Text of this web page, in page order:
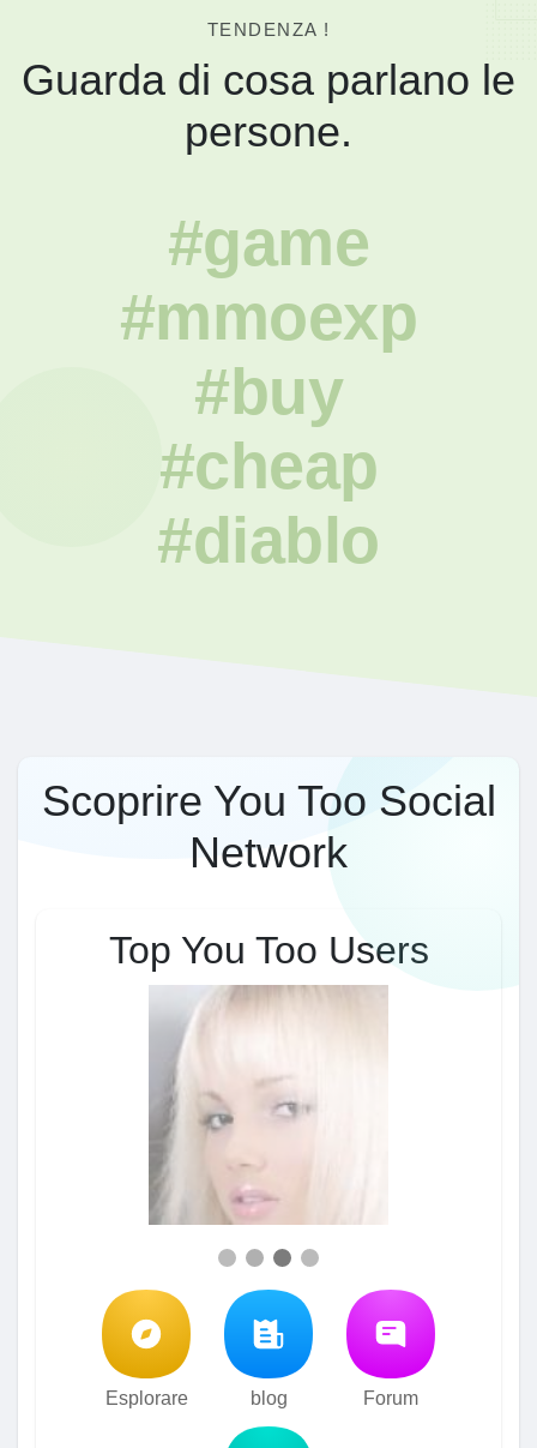
TENDENZA !
Guarda di cosa parlano le
persone.
#game
#mmoexp
#buy
#cheap
#diablo
Scoprire You Too Social
Network
Top You Too Users
Esplorare blog Forum